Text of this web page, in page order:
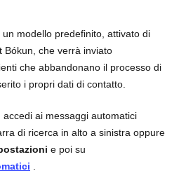
modello predefinito, attivato di
Bókun, che verrà inviato
che abbandonano il processo di
i propri dati di contatto.
accedi ai messaggi automatici
di ricerca in alto a sinistra oppure
e poi su